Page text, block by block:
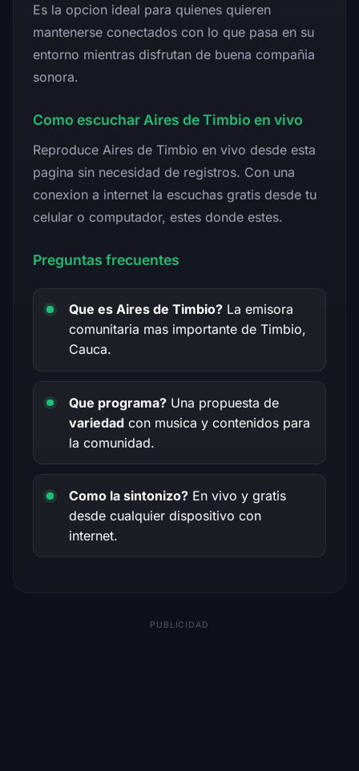
Es la opcion ideal para quienes quieren
mantenerse conectados con lo que pasa en su
entorno mientras disfrutan de buena compañia
sonora.
Como escuchar Aires de Timbio en vivo
Reproduce Aires de Timbio en vivo desde esta
pagina sin necesidad de registros. Con una
conexion a internet la escuchas gratis desde tu
celular o computador, estes donde estes.
Preguntas frecuentes
Que es Aires de Timbio? La emisora
comunitaria mas importante de Timbio,
Cauca.
Que programa? Una propuesta de
variedad con musica y contenidos para
la comunidad.
Como la sintonizo? En vivo y gratis
desde cualquier dispositivo con
internet.
PUBLICIDAD